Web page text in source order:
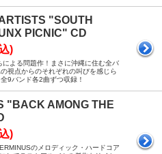
"SOUTH
PICNIC" CD
)
による問題作！まさに沖縄に住む全バ
視点からのそれぞれの叫びを感じら
9バンド各2曲ずつ収録！
"BACK AMONG THE
)
のメロディック・ハードコア